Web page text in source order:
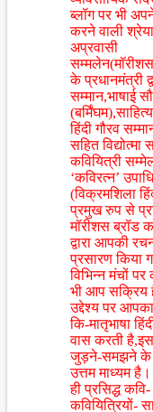
ब्लॉग पर भी
करने वाली
अप्रवासी
के प्रधानमंत्री
सम्मान,भाषाई
हिंदी गौरव
सहित विद्योत्मा
कवियित्री
‘कविरत्न’ उपाधि
(विक्रमशिला
प्रमुख रुप से
मॉरीशस ब्रॉड
द्वारा आपकी
प्रसारण किया
विभिन्न मंचों पर
भी आप
उद्देश्य पर
कि-मातृभाषा
वास करती
जुड़ने-समझने के
उत्तम माध्यम
ही प्रसिद्ध कवि-
कवियित्रियों-